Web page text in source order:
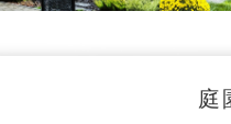
庭